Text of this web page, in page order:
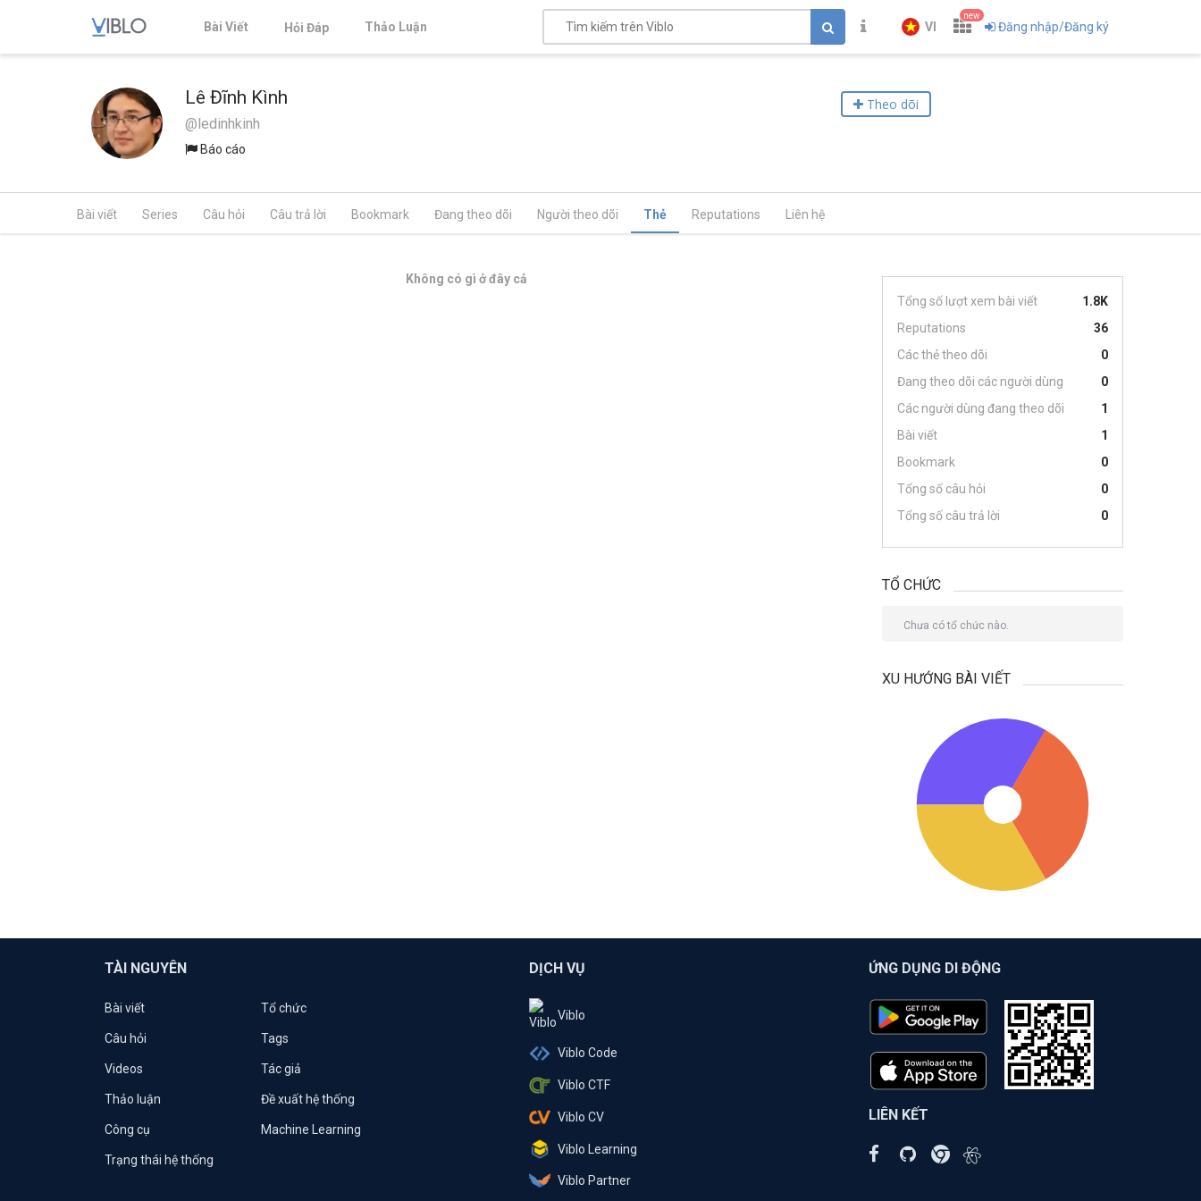
Bài Viết Hỏi Đáp Thảo Luận VI
new
Đăng nhập/Đăng ký
Lê Đĩnh Kình
@ledinhkinh
Báo cáo
Theo dõi
Bài viết Series Câu hỏi Câu trả lời Bookmark Đang theo dõi Người theo dõi Thẻ Reputations Liên hệ
Không có gì ở đây cả
Tổng số lượt xem bài viết
1.8K
Reputations
36
Các thẻ theo dõi
0
Đang theo dõi các người dùng
0
Các người dùng đang theo dõi
1
Bài viết
1
Bookmark
0
Tổng số câu hỏi
0
Tổng số câu trả lời
0
TỔ CHỨC
Chưa có tổ chức nào.
XU HƯỚNG BÀI VIẾT
TÀI NGUYÊN
Bài viết Tổ chức
Câu hỏi Tags
Videos Tác giả
Thảo luận Đề xuất hệ thống
Công cụ Machine Learning
Trạng thái hệ thống
DỊCH VỤ
Viblo
Viblo Code
Viblo CTF
Viblo CV
Viblo Learning
Viblo Partner
ỨNG DỤNG DI ĐỘNG
LIÊN KẾT